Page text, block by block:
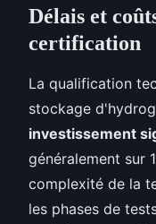
Délais et
certification
La qualification
stockage
investissement
généralement sur
complexité de la
les phases de